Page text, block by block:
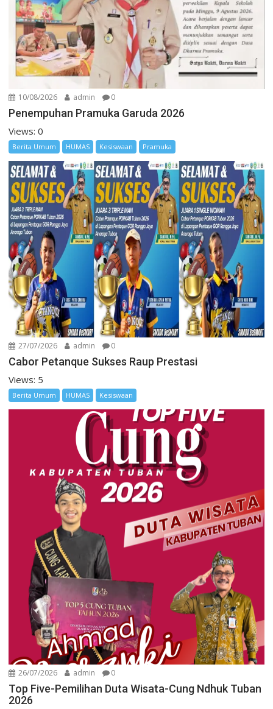
10/08/2026 admin 0
Penempuhan Pramuka Garuda 2026
Views: 0
Berita Umum HUMAS Kesiswaan Pramuka
27/07/2026 admin 0
Cabor Petanque Sukses Raup Prestasi
Views: 5
Berita Umum HUMAS Kesiswaan
26/07/2026 admin 0
Top Five-Pemilihan Duta Wisata-Cung Ndhuk Tuban
2026